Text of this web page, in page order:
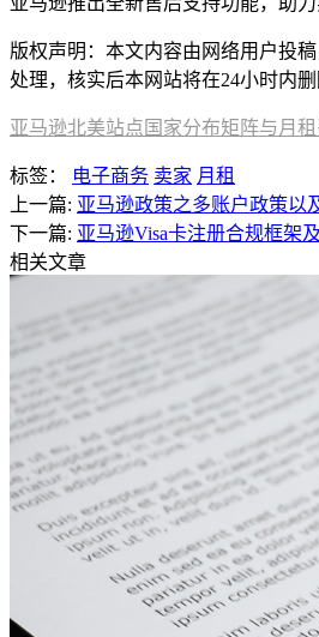
版权声明：本文内容由网络用户投
处理，核实后本网站将在24小时内删
亚马逊北美站点国家分布矩阵与月
标签： 电子商务 卖家 月租
上一篇: 亚马逊政策之多账户政策以
下一篇: 亚马逊Visa卡注册合规框架
相关文章